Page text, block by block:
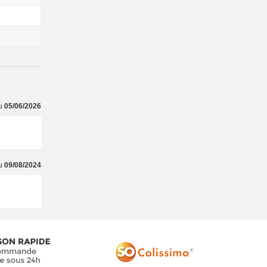
05/06/2026
09/08/2024